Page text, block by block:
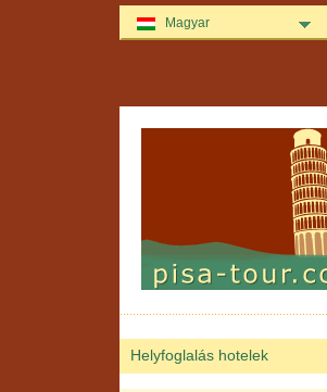
Helyfoglalás hotelek
Magyar